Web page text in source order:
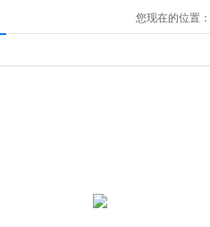
您现在的位置：